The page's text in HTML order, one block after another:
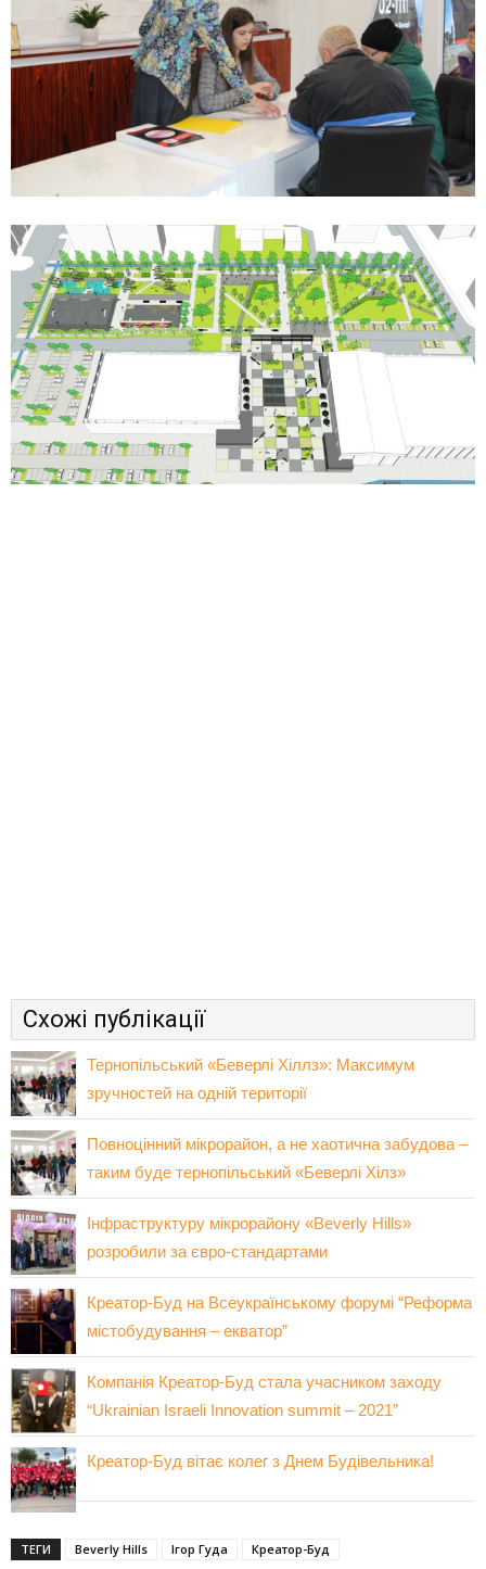
Схожі публікації
Тернопільський «Беверлі Хіллз»: Максимум
зручностей на одній території
Повноцінний мікрорайон, а не хаотична забудова –
таким буде тернопільський «Беверлі Хілз»
Інфраструктуру мікрорайону «Beverly Hills»
розробили за євро-стандартами
Креатор-Буд на Всеукраїнському форумі “Реформа
містобудування – екватор”
Компанія Креатор-Буд стала учасником заходу
“Ukrainian Israeli Innovation summit – 2021”
Креатор-Буд вітає колег з Днем Будівельника!
ТЕГИ Beverly Hills Ігор Гуда Креатор-Буд